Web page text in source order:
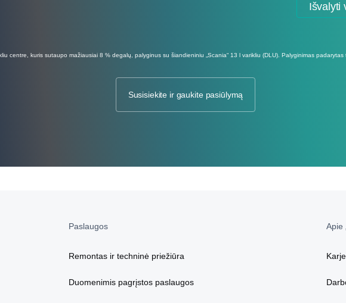
Išvalyti
centre, kuris sutaupo mažiausiai 8 % degalų, palyginus su šiandieniniu „Scania“ 13 l varikliu (DLU). Palyginimas padarytas
Susisiekite ir gaukite pasiūlymą
Paslaugos
Remontas ir techninė priežiūra
Duomenimis pagrįstos paslaugos
Apie